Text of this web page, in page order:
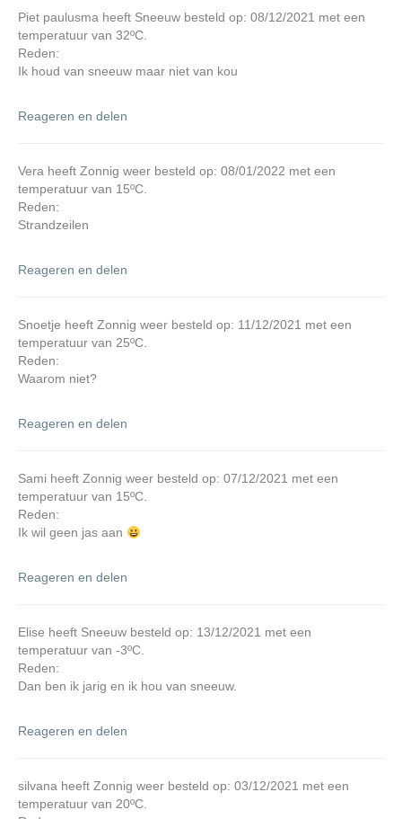
Piet paulusma heeft Sneeuw besteld op: 08/12/2021 met een
temperatuur van 32ºC.
Reden:
Ik houd van sneeuw maar niet van kou
Reageren en delen
Vera heeft Zonnig weer besteld op: 08/01/2022 met een
temperatuur van 15ºC.
Reden:
Strandzeilen
Reageren en delen
Snoetje heeft Zonnig weer besteld op: 11/12/2021 met een
temperatuur van 25ºC.
Reden:
Waarom niet?
Reageren en delen
Sami heeft Zonnig weer besteld op: 07/12/2021 met een
temperatuur van 15ºC.
Reden:
Ik wil geen jas aan
Reageren en delen
Elise heeft Sneeuw besteld op: 13/12/2021 met een
temperatuur van -3ºC.
Reden:
Dan ben ik jarig en ik hou van sneeuw.
Reageren en delen
silvana heeft Zonnig weer besteld op: 03/12/2021 met een
temperatuur van 20ºC.